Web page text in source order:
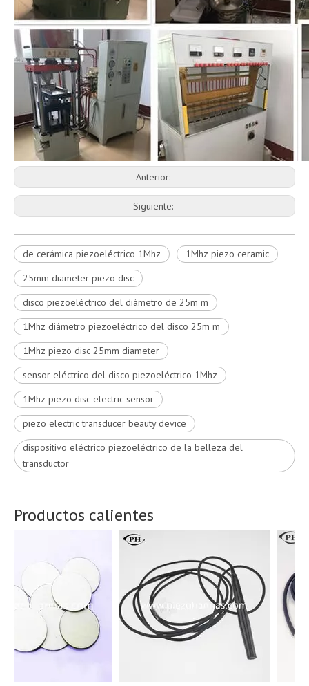
Anterior:
Siguiente:
de cerámica piezoeléctrico 1Mhz
1Mhz piezo ceramic
25mm diameter piezo disc
disco piezoeléctrico del diámetro de 25m m
1Mhz diámetro piezoeléctrico del disco 25m m
1Mhz piezo disc 25mm diameter
sensor eléctrico del disco piezoeléctrico 1Mhz
1Mhz piezo disc electric sensor
piezo electric transducer beauty device
dispositivo eléctrico piezoeléctrico de la belleza del
transductor
Productos calientes